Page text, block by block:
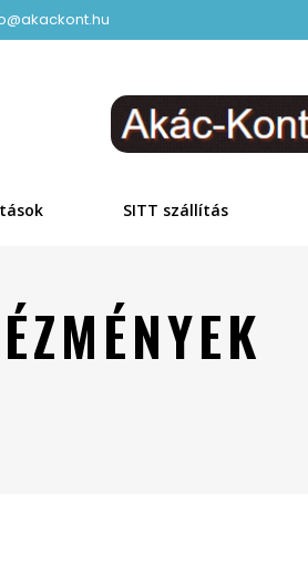
SITT szállítás